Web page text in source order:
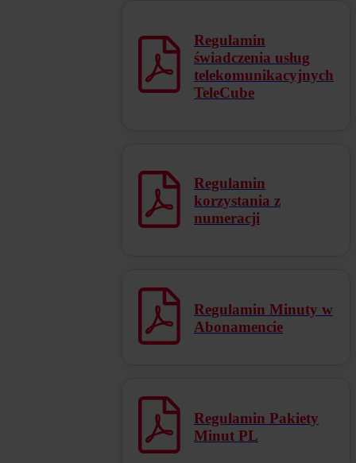
Regulamin
świadczenia usług
telekomunikacyjnych
TeleCube
Regulamin
korzystania z
numeracji
Regulamin Minuty w
Abonamencie
Regulamin Pakiety
Minut PL